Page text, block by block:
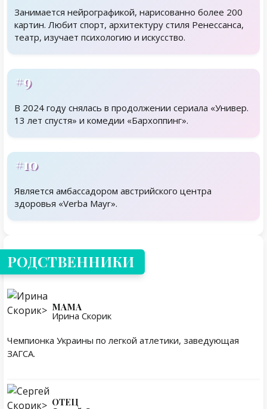
Занимается нейрографикой, нарисованно более 200
картин. Любит спорт, архитектуру стиля Ренессанса,
театр, изучает психологию и искусство.
#9
В 2024 году снялась в продолжении сериала «Универ.
13 лет спустя» и комедии «Бархоппинг».
#10
Является амбассадором австрийского центра
здоровья «Verba Mayr».
Родственники
РОДСТВЕННИКИ
МАМА
Ирина Скорик
Чемпионка Украины по легкой атлетики, заведующая
ЗАГСА.
ОТЕЦ